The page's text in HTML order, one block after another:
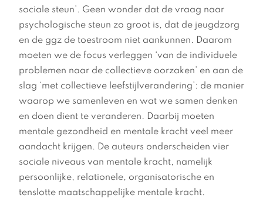
sociale steun’. Geen wonder dat de vraag naar
psychologische steun zo groot is, dat de jeugdzorg
en de ggz de toestroom niet aankunnen. Daarom
moeten we de focus verleggen ‘van de individuele
problemen naar de collectieve oorzaken’ en aan de
slag ‘met collectieve leefstijlverandering’: de manier
waarop we samenleven en wat we samen denken
en doen dient te veranderen. Daarbij moeten
mentale gezondheid en mentale kracht veel meer
aandacht krijgen. De auteurs onderscheiden vier
sociale niveaus van mentale kracht, namelijk
persoonlijke, relationele, organisatorische en
tenslotte maatschappelijke mentale kracht.